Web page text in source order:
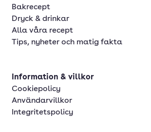
Bakrecept
Dryck & drinkar
Alla våra recept
Tips, nyheter och matig fakta
Information & villkor
Cookiepolicy
Användarvillkor
Integritetspolicy